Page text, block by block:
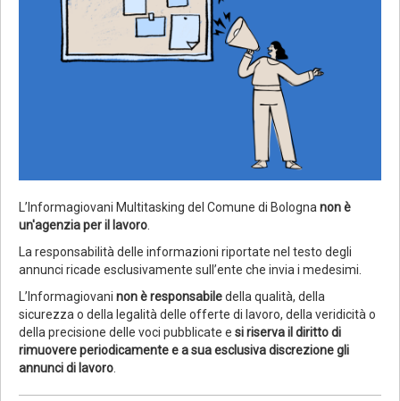
L’Informagiovani Multitasking del Comune di Bologna non è
un'agenzia per il lavoro
La responsabilità delle informazioni riportate nel testo degli
annunci ricade esclusivamente sull’ente che invia i medesimi.
L’Informagiovani non è responsabiledella qualità, della
sicurezza o della legalità delle offerte di lavoro, della veridicità o
della precisione delle voci pubblicate e si riserva il diritto di
rimuovere periodicamente e a sua esclusiva discrezione gli
annunci di lavoro